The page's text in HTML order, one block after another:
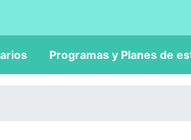
Programas y Planes de